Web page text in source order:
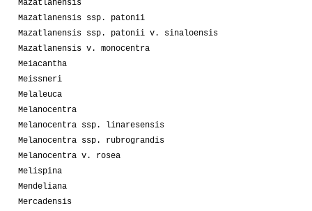
Mazatlanensis
Mazatlanensis ssp. patonii
Mazatlanensis ssp. patonii v. sinaloensis
Mazatlanensis v. monocentra
Meiacantha
Meissneri
Melaleuca
Melanocentra
Melanocentra ssp. linaresensis
Melanocentra ssp. rubrograndis
Melanocentra v. rosea
Melispina
Mendeliana
Mercadensis